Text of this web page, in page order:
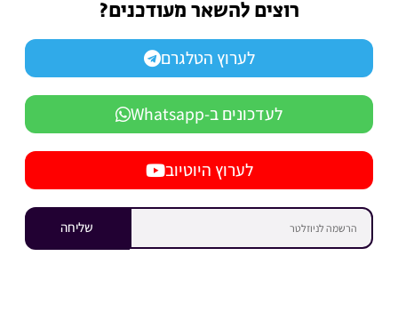
רוצים להשאר מעודכנים?
לערוץ הטלגרם
לעדכונים ב-Whatsapp
לערוץ היוטיוב
שליחה